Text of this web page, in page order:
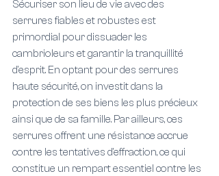
Sécuriser son lieu de vie avec des
serrures fiables et robustes est
primordial pour dissuader les
cambrioleurs et garantir la tranquillité
d'esprit. En optant pour des serrures
haute sécurité, on investit dans la
protection de ses biens les plus précieux
ainsi que de sa famille. Par ailleurs, ces
serrures offrent une résistance accrue
contre les tentatives d'effraction, ce qui
constitue un rempart essentiel contre les